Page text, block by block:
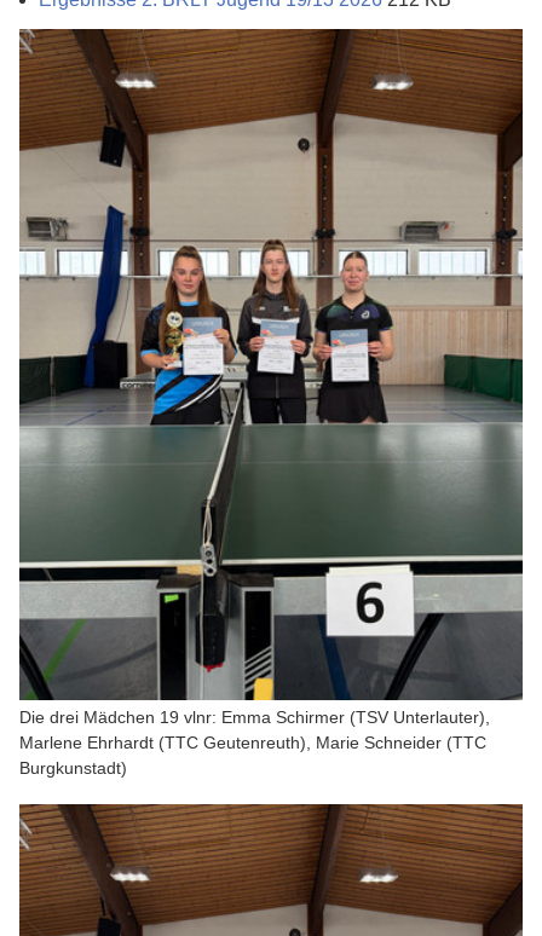
Die drei Mädchen 19 vlnr: Emma Schirmer (TSV Unterlauter),
Marlene Ehrhardt (TTC Geutenreuth), Marie Schneider (TTC
Burgkunstadt)